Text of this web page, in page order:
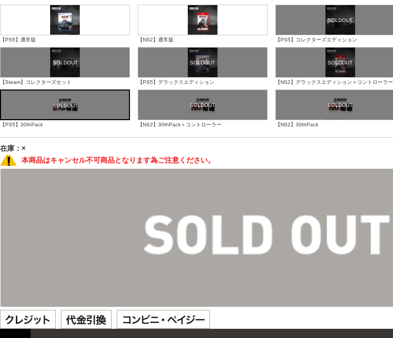
【PS5】通常版 【NS2】通常版 【PS5】コレクターズエディション
【Steam】コレクターズセット 【PS5】デラックスエディション 【NS2】デラックスエディション＋コントローラー
【PS5】30thPack 【NS2】30thPack＋コントローラー 【NS2】30thPack
在庫：×
本商品はキャンセル不可商品となります為ご注意ください。